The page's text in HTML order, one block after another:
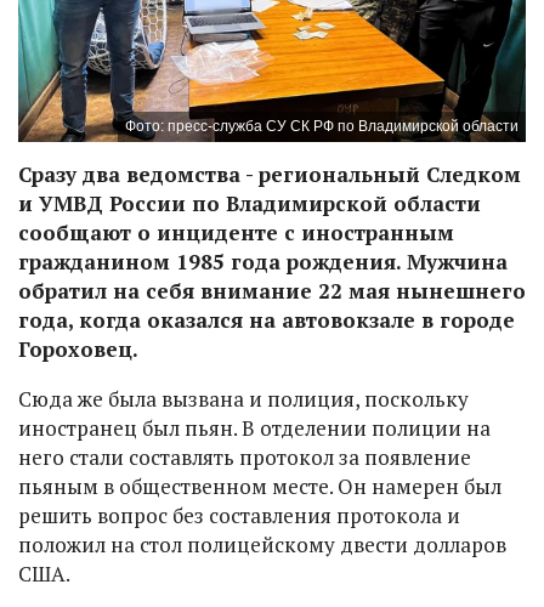
Фото: пресс-служба СУ СК РФ по Владимирской области
Сразу два ведомства - региональный Следком
и УМВД России по Владимирской области
сообщают о инциденте с иностранным
гражданином 1985 года рождения. Мужчина
обратил на себя внимание 22 мая нынешнего
года, когда оказался на автовокзале в городе
Гороховец.
Сюда же была вызвана и полиция, поскольку
иностранец был пьян. В отделении полиции на
него стали составлять протокол за появление
пьяным в общественном месте. Он намерен был
решить вопрос без составления протокола и
положил на стол полицейскому двести долларов
США.